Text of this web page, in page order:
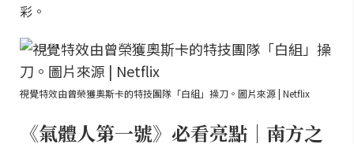
彩。
視覺特效由曾榮獲奧斯卡的特技團隊「白組」操刀。圖片來源 | Netflix
《氣體人第一號》必看亮點｜南方之